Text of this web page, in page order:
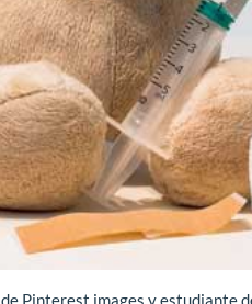
Pinterest images y estudiante